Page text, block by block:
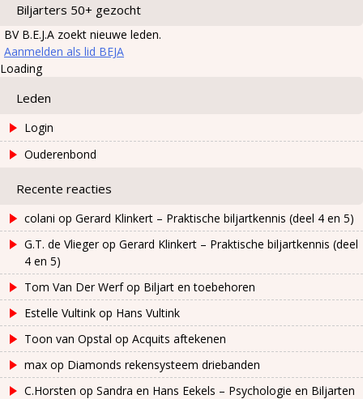
Biljarters 50+ gezocht
BV B.E.J.A zoekt nieuwe leden.
Aanmelden als lid BEJA
Loading
Leden
Login
Ouderenbond
Recente reacties
colani op Gerard Klinkert – Praktische biljartkennis (deel 4 en 5)
G.T. de Vliegerop Gerard Klinkert – Praktische biljartkennis (deel
4 en 5)
Tom Van Der Werfop Biljart en toebehoren
Estelle Vultink op Hans Vultink
Toon van Opstal op Acquits aftekenen
max op Diamonds rekensysteem driebanden
C.Horsten op Sandra en Hans Eekels – Psychologie en Biljarten